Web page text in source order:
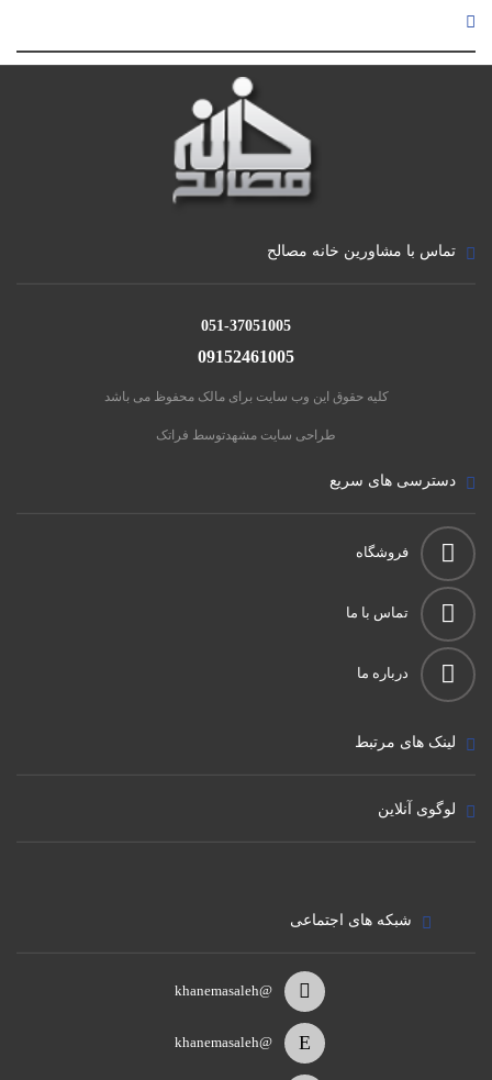
تماس با مشاورین خانه مصالح
051-37051005
09152461005
کلیه حقوق این وب سایت برای مالک محفوظ می باشد
طراحی سایت مشهدتوسط فراتک
دسترسی های سریع
فروشگاه
تماس با ما
درباره ما
لینک های مرتبط
لوگوی آنلاین
شبکه های اجتماعی
@khanemasaleh
@khanemasaleh